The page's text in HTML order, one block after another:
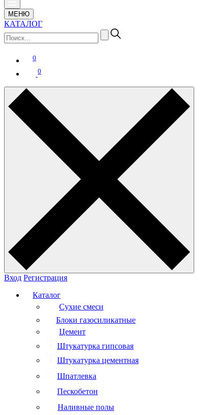
МЕНЮ
КАТАЛОГ
0
0
Вход Регистрация
Каталог
Сухие смеси
Блоки газосиликатные
Цемент
Штукатурка гипсовая
Штукатурка цементная
Шпатлевка
Пескобетон
Наливные полы